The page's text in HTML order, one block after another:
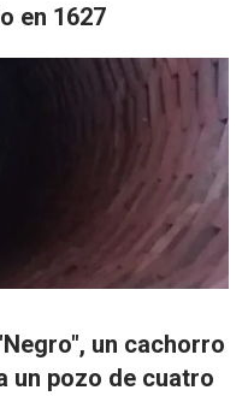
en 1627
un cachorro
un pozo de cuatro